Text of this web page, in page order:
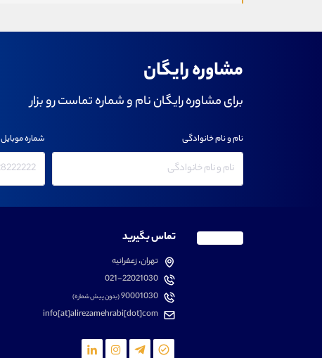
مشاوره رایگان
برای مشاوره رایگان نام و شماره تماست رو بزار
نام و نام خانوادگی شماره موبایل
تماس بگیرید
تهران، زعفرانیه
021-22021030
90001030(بدون پیش شماره)
info[at]alirezamehrabi[dot]com